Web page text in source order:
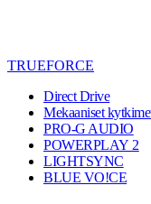
TRUEFORCE
Direct Drive
Mekaaniset
PRO-G AUDIO
POWERPLAY 2
LIGHTSYNC
BLUE VO!CE